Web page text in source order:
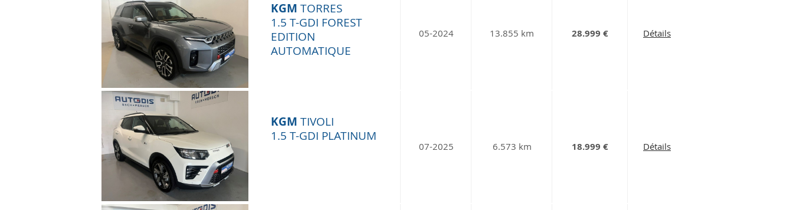
KGM TORRES
1.5 T-GDI FOREST
EDITION
AUTOMATIQUE
05-2024 13.855 km 28.999 € Détails
KGM TIVOLI
1.5 T-GDI PLATINUM
07-2025 6.573 km 18.999 € Détails